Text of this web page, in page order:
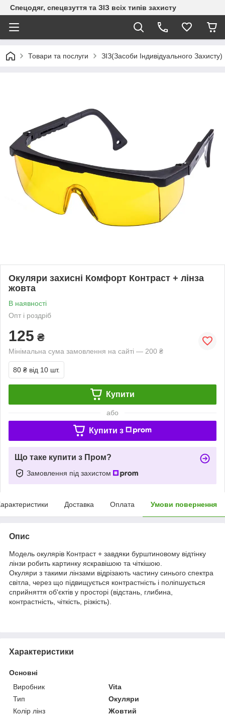
Спецодяг, спецвзуття та ЗІЗ всіх типів захисту
Товари та послуги ЗІЗ(Засоби Індивідуального Захисту)
Окуляри захисні Комфорт Контраст + лінза
жовта
В наявності
Опт і роздріб
125 ₴
Мінімальна сума замовлення на сайті — 200 ₴
80 ₴ від 10 шт.
Купити
або
Купити з
Що таке купити з Пром?
Замовлення під захистом
Доставка Оплата Умови повернення
Опис
Модель окулярів Контраст + завдяки бурштиновому відтінку
лінзи робить картинку яскравішою та чіткішою.
Окуляри з такими лінзами відрізають частину синього спектра
світла, через що підвищується контрастність і поліпшується
сприйняття об'єктів у просторі (відстань, глибина,
контрастність, чіткість, різкість).
Характеристики
Основні
Виробник
Vita
Тип
Окуляри
Колір лінз
Жовтий